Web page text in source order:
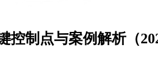
制点与案例解析（